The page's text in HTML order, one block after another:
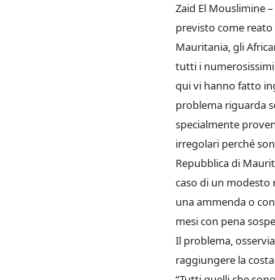
Zaid El Mouslimine
previsto come
Mauritania, gli
tutti i
qui vi hanno fatto
problema riguarda
specialmente
irregolari perché
Repubblica di
caso di un modesto
una ammenda o
mesi con pena
Il problema,
raggiungere la